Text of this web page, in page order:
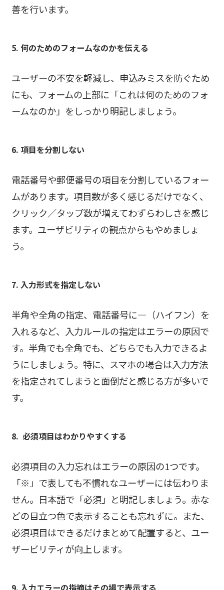
善を行います。
5. 何のためのフォームなのかを伝える
ユーザーの不安を軽減し、申込みミスを防ぐため
にも、フォームの上部に「これは何のためのフォ
ームなのか」をしっかり明記しましょう。
6. 項目を分割しない
電話番号や郵便番号の項目を分割しているフォー
ムがあります。項目数が多く感じるだけでなく、
クリック／タップ数が増えてわずらわしさを感じ
ます。ユーザビリティの観点からもやめましょ
う。
7. 入力形式を指定しない
半角や全角の指定、電話番号に―（ハイフン）を
入れるなど、入力ルールの指定はエラーの原因で
す。半角でも全角でも、どちらでも入力できるよ
うにしましょう。特に、スマホの場合は入力方法
を指定されてしまうと面倒だと感じる方が多いで
す。
8. 必須項目はわかりやすくする
必須項目の入力忘れはエラーの原因の1つです。
「※」で表しても不慣れなユーザーには伝わりま
せん。日本語で「必須」と明記しましょう。赤な
どの目立つ色で表示することも忘れずに。また、
必須項目はできるだけまとめて配置すると、ユー
ザービリティが向上します。
9. 入力エラーの指摘はその場で表示する